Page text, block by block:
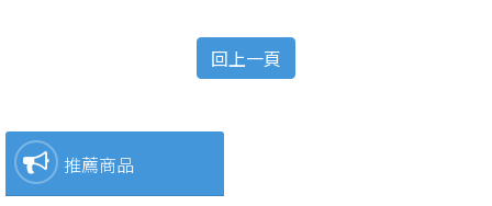
推薦商品
回上一頁